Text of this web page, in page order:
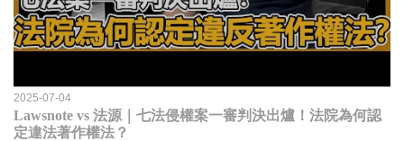
2025-07-04
Lawsnote vs 法源｜七法侵權案一審判決出爐！法院為何認
定違法著作權法？